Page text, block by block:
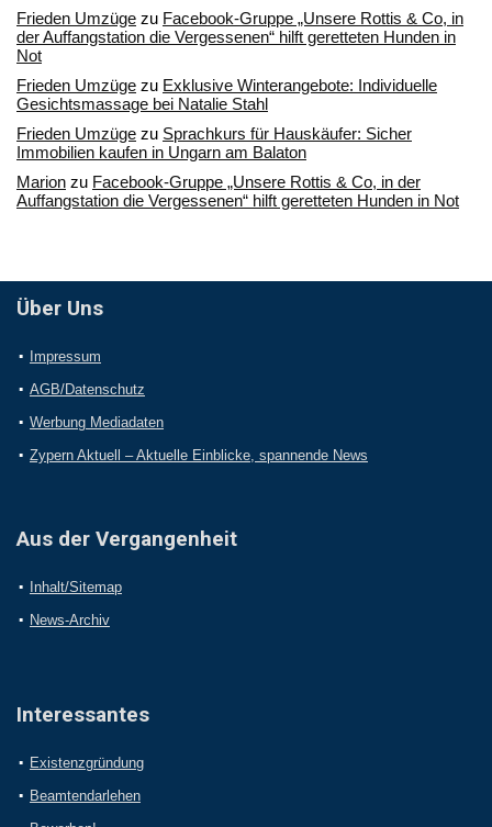
Frieden Umzüge zu Facebook-Gruppe „Unsere Rottis & Co, in
der Auffangstation die Vergessenen“ hilft geretteten Hunden in
Not
Frieden Umzüge zu Exklusive Winterangebote: Individuelle
Gesichtsmassage bei Natalie Stahl
Frieden Umzüge zu Sprachkurs für Hauskäufer: Sicher
Immobilien kaufen in Ungarn am Balaton
Marion zu Facebook-Gruppe „Unsere Rottis & Co, in der
Auffangstation die Vergessenen“ hilft geretteten Hunden in Not
Über Uns
Impressum
AGB/Datenschutz
Werbung Mediadaten
Zypern Aktuell – Aktuelle Einblicke, spannende News
Aus der Vergangenheit
Inhalt/Sitemap
News-Archiv
Interessantes
Existenzgründung
Beamtendarlehen